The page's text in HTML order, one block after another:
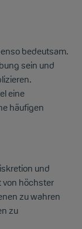
bedeutsam.
sein und
eine
häufigen
und
von höchster
zu wahren
zu